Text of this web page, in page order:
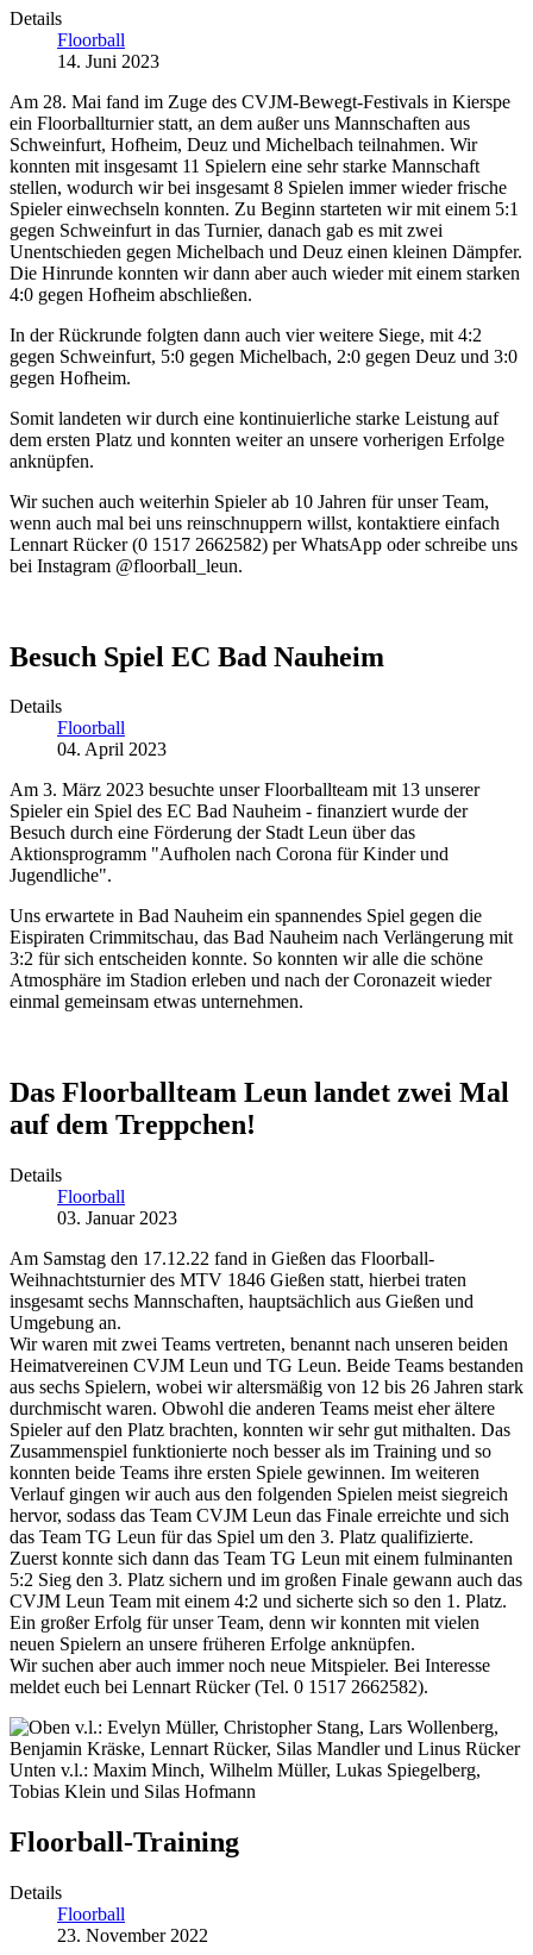
Details
Floorball
14. Juni 2023
Am 28. Mai fand im Zuge des CVJM-Bewegt-Festivals in Kierspe
ein Floorballturnier statt, an dem außer uns Mannschaften aus
Schweinfurt, Hofheim, Deuz und Michelbach teilnahmen. Wir
konnten mit insgesamt 11 Spielern eine sehr starke Mannschaft
stellen, wodurch wir bei insgesamt 8 Spielen immer wieder frische
Spieler einwechseln konnten. Zu Beginn starteten wir mit einem 5:1
gegen Schweinfurt in das Turnier, danach gab es mit zwei
Unentschieden gegen Michelbach und Deuz einen kleinen Dämpfer.
Die Hinrunde konnten wir dann aber auch wieder mit einem starken
4:0 gegen Hofheim abschließen.
In der Rückrunde folgten dann auch vier weitere Siege, mit 4:2
gegen Schweinfurt, 5:0 gegen Michelbach, 2:0 gegen Deuz und 3:0
gegen Hofheim.
Somit landeten wir durch eine kontinuierliche starke Leistung auf
dem ersten Platz und konnten weiter an unsere vorherigen Erfolge
anknüpfen.
Wir suchen auch weiterhin Spieler ab 10 Jahren für unser Team,
wenn auch mal bei uns reinschnuppern willst, kontaktiere einfach
Lennart Rücker (0 1517 2662582) per WhatsApp oder schreibe uns
bei Instagram @floorball_leun.
Besuch Spiel EC Bad Nauheim
Details
Floorball
04. April 2023
Am 3. März 2023 besuchte unser Floorballteam mit 13 unserer
Spieler ein Spiel des EC Bad Nauheim - finanziert wurde der
Besuch durch eine Förderung der Stadt Leun über das
Aktionsprogramm "Aufholen nach Corona für Kinder und
Jugendliche".
Uns erwartete in Bad Nauheim ein spannendes Spiel gegen die
Eispiraten Crimmitschau, das Bad Nauheim nach Verlängerung mit
3:2 für sich entscheiden konnte. So konnten wir alle die schöne
Atmosphäre im Stadion erleben und nach der Coronazeit wieder
einmal gemeinsam etwas unternehmen.
Das Floorballteam Leun landet zwei Mal
auf dem Treppchen!
Details
Floorball
03. Januar 2023
Am Samstag den 17.12.22 fand in Gießen das Floorball-
Weihnachtsturnier des MTV 1846 Gießen statt, hierbei traten
insgesamt sechs Mannschaften, hauptsächlich aus Gießen und
Umgebung an.
Wir waren mit zwei Teams vertreten, benannt nach unseren beiden
Heimatvereinen CVJM Leun und TG Leun. Beide Teams bestanden
aus sechs Spielern, wobei wir altersmäßig von 12 bis 26 Jahren stark
durchmischt waren. Obwohl die anderen Teams meist eher ältere
Spieler auf den Platz brachten, konnten wir sehr gut mithalten. Das
Zusammenspiel funktionierte noch besser als im Training und so
konnten beide Teams ihre ersten Spiele gewinnen. Im weiteren
Verlauf gingen wir auch aus den folgenden Spielen meist siegreich
hervor, sodass das Team CVJM Leun das Finale erreichte und sich
das Team TG Leun für das Spiel um den 3. Platz qualifizierte.
Zuerst konnte sich dann das Team TG Leun mit einem fulminanten
5:2 Sieg den 3. Platz sichern und im großen Finale gewann auch das
CVJM Leun Team mit einem 4:2 und sicherte sich so den 1. Platz.
Ein großer Erfolg für unser Team, denn wir konnten mit vielen
neuen Spielern an unsere früheren Erfolge anknüpfen.
Wir suchen aber auch immer noch neue Mitspieler. Bei Interesse
meldet euch bei Lennart Rücker (Tel. 0 1517 2662582).
Floorball-Training
Details
Floorball
23. November 2022